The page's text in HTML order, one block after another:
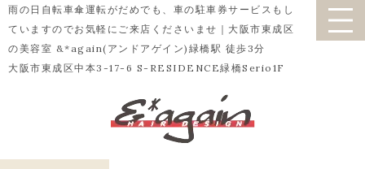
雨の日自転車傘運転がだめでも、車の駐車券サービスもし
ていますのでお気軽にご来店くださいませ｜大阪市東成区
の美容室 &*again(アンドアゲイン)緑橋駅 徒歩3分
大阪市東成区中本3-17-6 S-RESIDENCE緑橋Serio1F